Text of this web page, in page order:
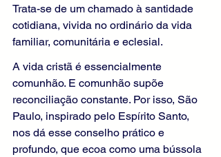
Trata-se de um chamado à santidade
cotidiana, vivida no ordinário da vida
familiar, comunitária e eclesial.
A vida cristã é essencialmente
comunhão. E comunhão supõe
reconciliação constante. Por isso, São
Paulo, inspirado pelo Espírito Santo,
nos dá esse conselho prático e
profundo, que ecoa como uma bússola